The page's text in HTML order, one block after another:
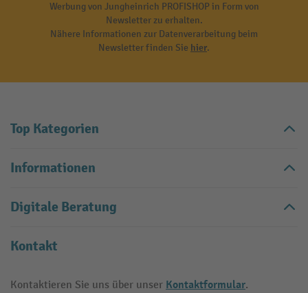
Werbung von Jungheinrich PROFISHOP in Form von
Newsletter zu erhalten.
Nähere Informationen zur Datenverarbeitung beim
Newsletter finden Sie hier.
Top Kategorien
Informationen
Digitale Beratung
Kontakt
Kontaktieren Sie uns über unser Kontaktformular.